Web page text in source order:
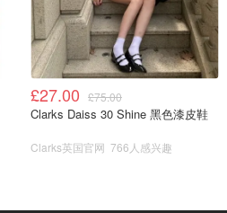
，版权属于原作者
持 4K 超清画面，意味着你可
£27.00 £75.00
Clarks Daiss 30 Shine 黑色漆皮鞋
Clarks英国官网 766人感兴趣